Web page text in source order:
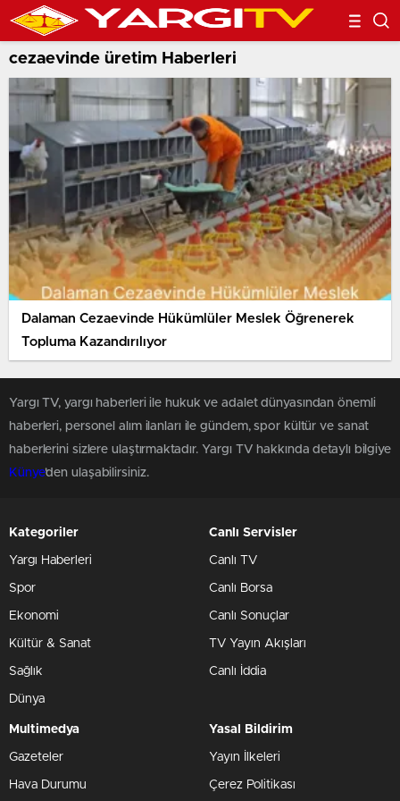
cezaevinde üretim Haberleri
Dalaman Cezaevinde Hükümlüler Meslek Öğrenerek
Topluma Kazandırılıyor
Yargı TV, yargı haberleri ile hukuk ve adalet dünyasından önemli
haberleri, personel alım ilanları ile gündem, spor kültür ve sanat
haberlerini sizlere ulaştırmaktadır. Yargı TV hakkında detaylı bilgiye
Künye'den ulaşabilirsiniz.
Kategoriler
Yargı Haberleri
Spor
Ekonomi
Kültür & Sanat
Sağlık
Dünya
Canlı Servisler
Canlı TV
Canlı Borsa
Canlı Sonuçlar
TV Yayın Akışları
Canlı İddia
Multimedya
Gazeteler
Hava Durumu
Yasal Bildirim
Yayın İlkeleri
Çerez Politikası